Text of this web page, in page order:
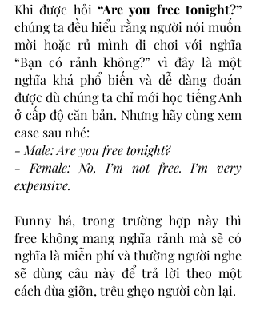
Khi được hỏi “Are you free tonight?”
chúng ta đều hiểu rằng người nói muốn
mời hoặc rủ mình đi chơi với nghĩa
“Bạn có rảnh không?” vì đây là một
nghĩa khá phổ biến và dễ dàng đoán
được dù chúng ta chỉ mới học tiếng Anh
ở cấp độ căn bản. Nhưng hãy cùng xem
case sau nhé:
- Male: Are you free tonight?
- Female: No, I’m not free. I’m very
expensive.
Funny há, trong trường hợp này thì
free không mang nghĩa rảnh mà sẽ có
nghĩa là miễn phí và thường người nghe
sẽ dùng câu này để trả lời theo một
cách đùa giỡn, trêu ghẹo người còn lại.